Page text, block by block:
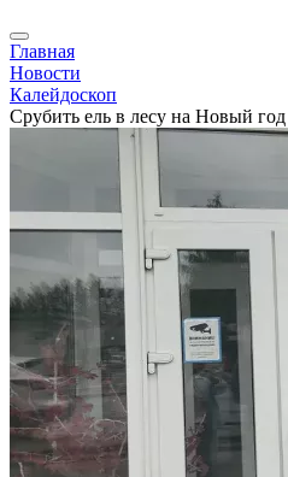
Главная
Новости
Калейдоскоп
Срубить ель в лесу на Новый